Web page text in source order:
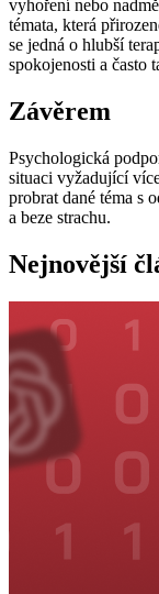
vyhoření nebo
témata, která
se jedná o hlubší
spokojenosti a často
Závěrem
Psychologická
situaci vyžadující
probrat dané téma s
a beze strachu.
Nejnovější